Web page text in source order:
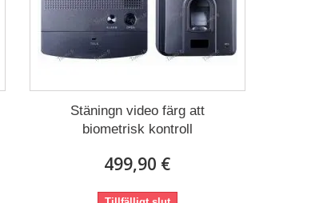
Stäningn video färg att
biometrisk kontroll
499,90 €